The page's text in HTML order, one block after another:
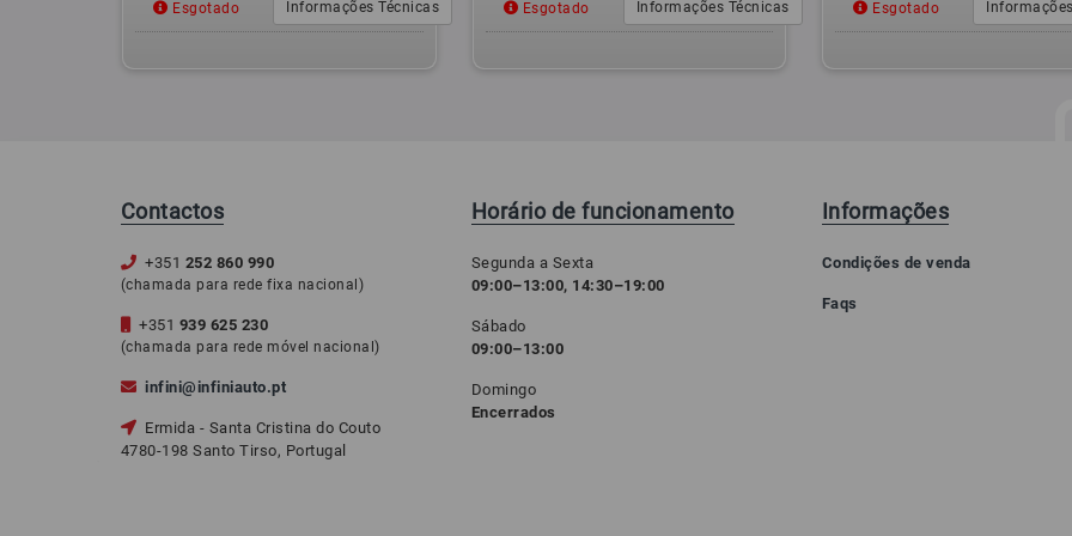
Esgotado Informações Técnicas Esgotado Informações Técnicas Esgotado
Contactos
+351 252 860 990
(chamada para rede fixa nacional)
+351 939 625 230
(chamada para rede móvel nacional)
infini@infiniauto.pt
Ermida - Santa Cristina do Couto
4780-198 Santo Tirso, Portugal
Horário de funcionamento
Segunda a Sexta
09:00–13:00, 14:30–19:00
Sábado
09:00–13:00
Domingo
Encerrados
Informações
Condições de venda
Faqs